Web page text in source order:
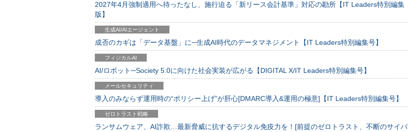
2027年4月強制適用へ待ったなし、施行迫る「新リース会計基準」対応の勘所【IT Leaders特別編集
版】
生成AI/AIエージェント
成否のカギは「データ基盤」に─生成AI時代のデータマネジメント【IT Leaders特別編集号】
フィジカルAI
AI/ロボット─Society 5.0に向けた社会実装が広がる【DIGITAL X/IT Leaders特別編集号】
メールセキュリティ
導入のみならず運用時の“ポリシー上げ”が肝心[DMARC導入&運用の極意]【IT Leaders特別編集号】
ゼロトラスト戦略
ランサムウェア、AI詐欺…最新脅威に抗するデジタル免疫力を！[前提のゼロトラスト、不断のサイバ